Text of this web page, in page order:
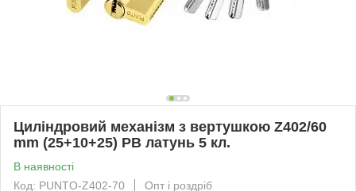
Циліндровий механізм з вертушкою Z402/60
mm (25+10+25) PB латунь 5 кл.
В наявності
Код: PUNTO-Z402-70
Опт і роздріб